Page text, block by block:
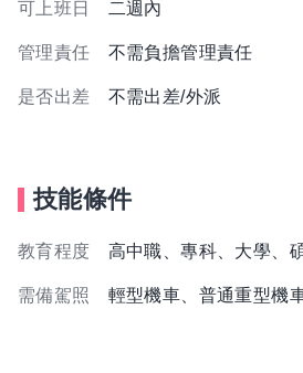
可上班日 二週內
管理責任 不需負擔管理責任
是否出差 不需出差/外派
技能條件
教育程度 高中職、專科、大學、
需備駕照 輕型機車、普通重型機